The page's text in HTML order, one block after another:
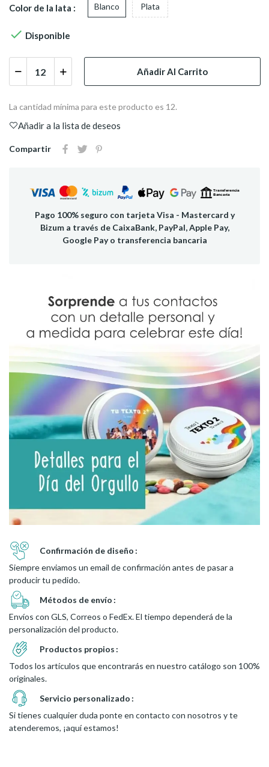
Color de la lata : Blanco Plata
 Disponible
Añadir Al Carrito
La cantidad mínima para este producto es 12.
Añadir a la lista de deseos
Compartir
Pago 100% seguro con tarjeta Visa - Mastercard y
Bizum a través de CaixaBank, PayPal, Apple Pay,
Google Pay o transferencia bancaria
Confirmación de diseño
Siempre enviamos un email de confirmación antes de pasar a
producir tu pedido.
Métodos de envío
Envíos con GLS, Correos o FedEx. El tiempo dependerá de la
personalización del producto.
Productos propios
Todos los artículos que encontrarás en nuestro catálogo son 100%
originales.
Servicio personalizado
Si tienes cualquier duda ponte en contacto con nosotros y te
atenderemos, ¡aquí estamos!